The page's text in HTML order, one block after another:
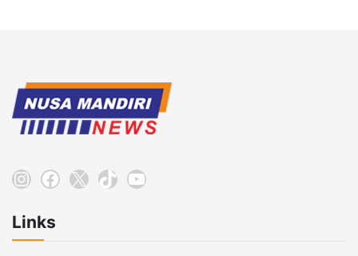
Instagram
Facebook
X TikTokYouTube
Links